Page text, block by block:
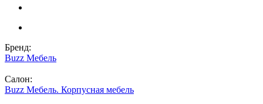
Бренд:
Buzz Мебель
Салон:
Buzz Мебель. Корпусная мебель